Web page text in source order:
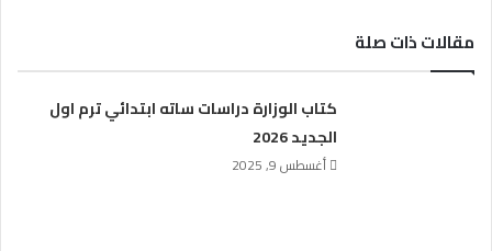
مقالات ذات صلة
كتاب الوزارة دراسات ساته ابتدائي ترم اول
الجديد 2026
أغسطس 9, 2025